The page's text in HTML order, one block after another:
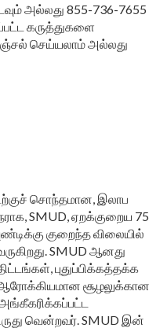
அல்லது 855-736-7655
கருத்துகளை
செய்யலாம் அல்லது
சொந்தமான, இலாப
SMUD, ஏறக்குறைய 75
குறைந்த விலையில்
SMUD ஆனது
புதுப்பிக்கத்தக்க
சூழலுக்கான
வென்றவர். SMUD இன்